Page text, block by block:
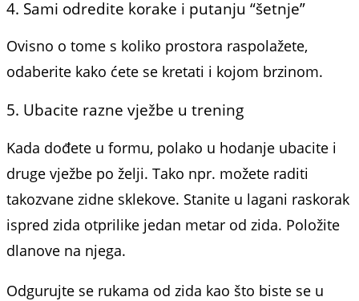
4. Sami odredite korake i putanju “šetnje”
Ovisno o tome s koliko prostora raspolažete,
odaberite kako ćete se kretati i kojom brzinom.
5. Ubacite razne vježbe u trening
Kada dođete u formu, polako u hodanje ubacite i
druge vježbe po želji. Tako npr. možete raditi
takozvane zidne sklekove. Stanite u lagani raskorak
ispred zida otprilike jedan metar od zida. Položite
dlanove na njega.
Odgurujte se rukama od zida kao što biste se u